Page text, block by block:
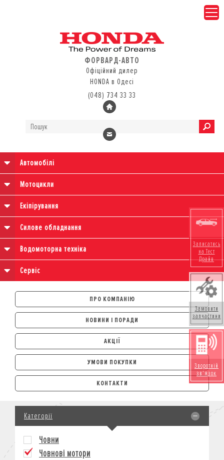
ФОРВАРД-АВТО
Офіційний дилер
HONDA в Одесі
(048) 734 33 33
Автомобілі
Мотоцикли
Екіпірування
Силове обладнання
Водомоторна техніка
Сервіс
ПРО КОМПАНІЮ
НОВИНИ І ПОРАДИ
АКЦІЇ
УМОВИ ПОКУПКИ
АВТОМОБІЛІ
ЛІЗИНГ
КРЕДИТ
СТРАХУВАННЯ
КОРПОРАТИВНИМ КЛІЄНТАМ
МОТОЦИКЛИ
КОНТАКТИ
Записатись
на Тест
Драйв
Замовити
запчастини
Зворотній
зв'язок
Категорії
Човни
Човнові мотори